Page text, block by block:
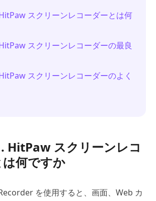
スクリーンレコーダーとは何
スクリーンレコーダーの最良
スクリーンレコーダーのよく
HitPaw スクリーンレコ
何ですか
を使用すると、画面、Web カ